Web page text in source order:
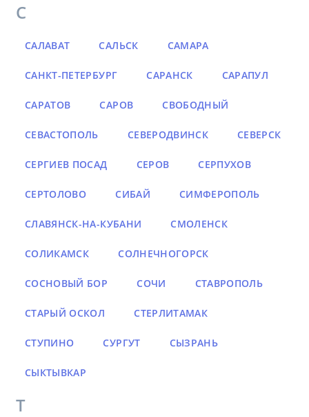
С
САЛАВАТ САЛЬСК САМАРА
САНКТ-ПЕТЕРБУРГ САРАНСК САРАПУЛ
САРАТОВ САРОВ СВОБОДНЫЙ
СЕВАСТОПОЛЬ СЕВЕРОДВИНСК СЕВЕРСК
СЕРГИЕВ ПОСАД СЕРОВ СЕРПУХОВ
СЕРТОЛОВО СИБАЙ СИМФЕРОПОЛЬ
СЛАВЯНСК-НА-КУБАНИ СМОЛЕНСК
СОЛИКАМСК СОЛНЕЧНОГОРСК
СОСНОВЫЙ БОР СОЧИ СТАВРОПОЛЬ
СТАРЫЙ ОСКОЛ СТЕРЛИТАМАК
СТУПИНО СУРГУТ СЫЗРАНЬ
СЫКТЫВКАР
Т